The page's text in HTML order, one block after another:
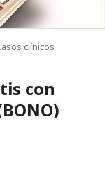
clínicos
con